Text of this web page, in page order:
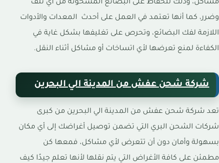
مشاكل، وذلك للحفاظ على البضائع المشحونة من أي تلف
وضرر، كما أنها تعتمد في العمل على أحدث المعدات والأدوات
اللازمة لفك البضائع، وتحرص على تغليفها بشكل غاية في
الكفاءة لمنع تعرضها لأي اتساخات أو مشاكل أثناء النقل.
شركة شحن عفش من المدينة الي البحرين
تعد شركة شحن عفش من المدينة الي البحرين من كبرى
شركات الشحن البري التي تضمن توصيل أغراضك إلى أي مكان
بسهولة وأمان دون أن تتعرض لأي مشاكل، فمعها كن
مطمئن على كافة الأغراض التي يتم نقلها لأنها تعلم جيدًا كيف